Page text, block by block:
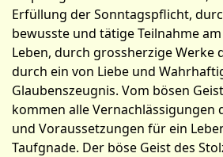
Erfüllung der Sonntagspflicht,
bewusste und tätige Teilnahme
Leben, durch gross­herzige Werke
durch ein von Liebe und
Glaubenszeugnis. Vom bösen
kommen alle Vernachlässigungen
und Voraussetzungen für ein
Taufgnade. Der böse Geist des